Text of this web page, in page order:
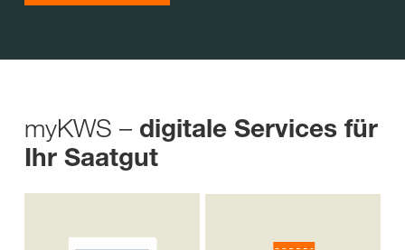
myKWS – digitale Services für
Ihr Saatgut